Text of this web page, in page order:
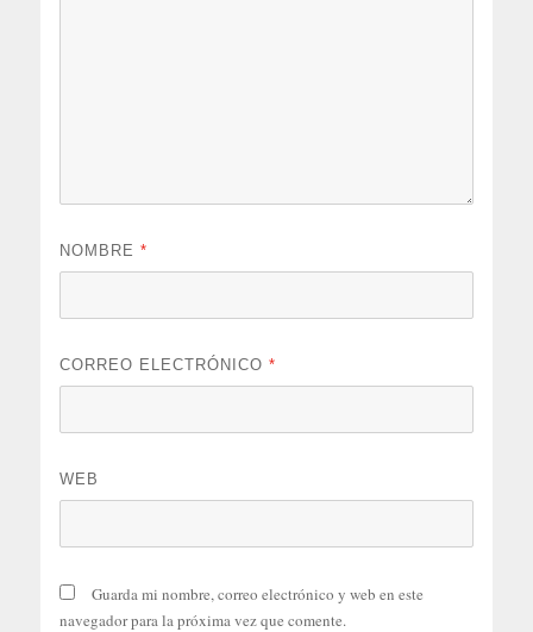
NOMBRE*
CORREO ELECTRÓNICO*
WEB
Guarda mi nombre, correo electrónico y web en este
navegador para la próxima vez que comente.